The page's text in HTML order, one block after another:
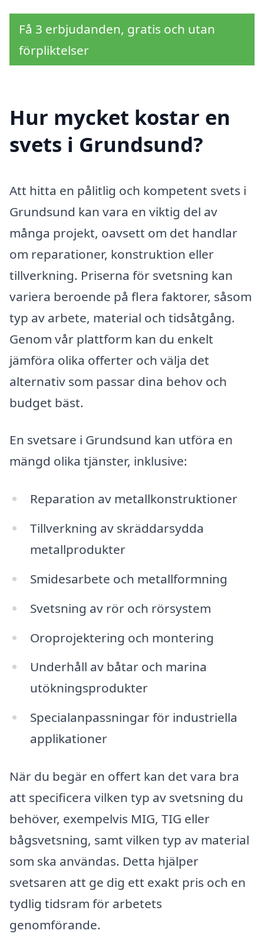
Få 3 erbjudanden, gratis och utan
förpliktelser
Hur mycket kostar en
svets i Grundsund?
Att hitta en pålitlig och kompetent svets i
Grundsund kan vara en viktig del av
många projekt, oavsett om det handlar
om reparationer, konstruktion eller
tillverkning. Priserna för svetsning kan
variera beroende på flera faktorer, såsom
typ av arbete, material och tidsåtgång.
Genom vår plattform kan du enkelt
jämföra olika offerter och välja det
alternativ som passar dina behov och
budget bäst.
En svetsare i Grundsund kan utföra en
mängd olika tjänster, inklusive:
Reparation av metallkonstruktioner
Tillverkning av skräddarsydda
metallprodukter
Smidesarbete och metallformning
Svetsning av rör och rörsystem
Oroprojektering och montering
Underhåll av båtar och marina
utökningsprodukter
Specialanpassningar för industriella
applikationer
När du begär en offert kan det vara bra
att specificera vilken typ av svetsning du
behöver, exempelvis MIG, TIG eller
bågsvetsning, samt vilken typ av material
som ska användas. Detta hjälper
svetsaren att ge dig ett exakt pris och en
tydlig tidsram för arbetets
genomförande.